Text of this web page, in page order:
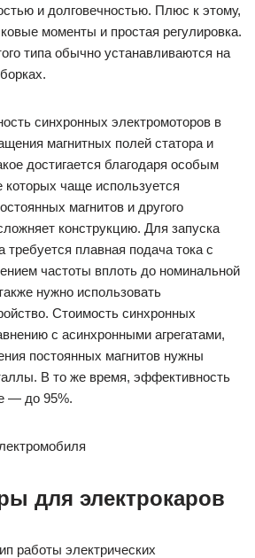
и долговечностью. Плюс к этому,
моменты и простая регулировка.
типа обычно устанавливаются на
синхронных электромоторов в
магнитных полей статора и
достигается благодаря особым
которых чаще используется
магнитов и другого
конструкцию. Для запуска
требуется плавная подача тока с
частоты вплоть до номинальной
нужно использовать
Стоимость синхронных
с асинхронными агрегатами,
постоянных магнитов нужны
В то же время, эффективность
— до 95%.
для электрокаров
работы электрических